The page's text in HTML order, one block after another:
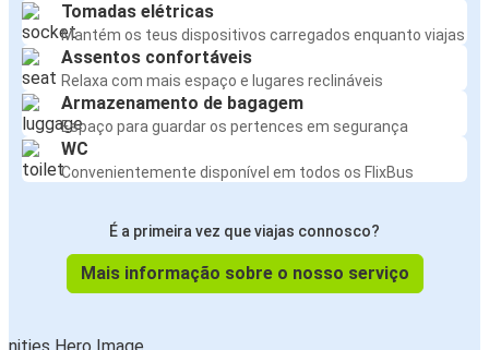
Tomadas elétricas
Mantém os teus dispositivos carregados enquanto viajas
Assentos confortáveis
Relaxa com mais espaço e lugares reclináveis
Armazenamento de bagagem
Espaço para guardar os pertences em segurança
WC
Convenientemente disponível em todos os FlixBus
É a primeira vez que viajas connosco?
Mais informação sobre o nosso serviço